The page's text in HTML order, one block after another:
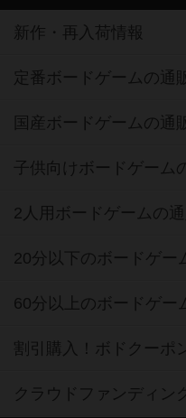
新作・再入荷情報
定番ボードゲームの通
国産ボードゲームの通
子供向けボードゲーム
2人用ボードゲームの
20分以下のボードゲー
60分以上のボードゲー
割引購入！ボドクーポ
クラウドファンディン